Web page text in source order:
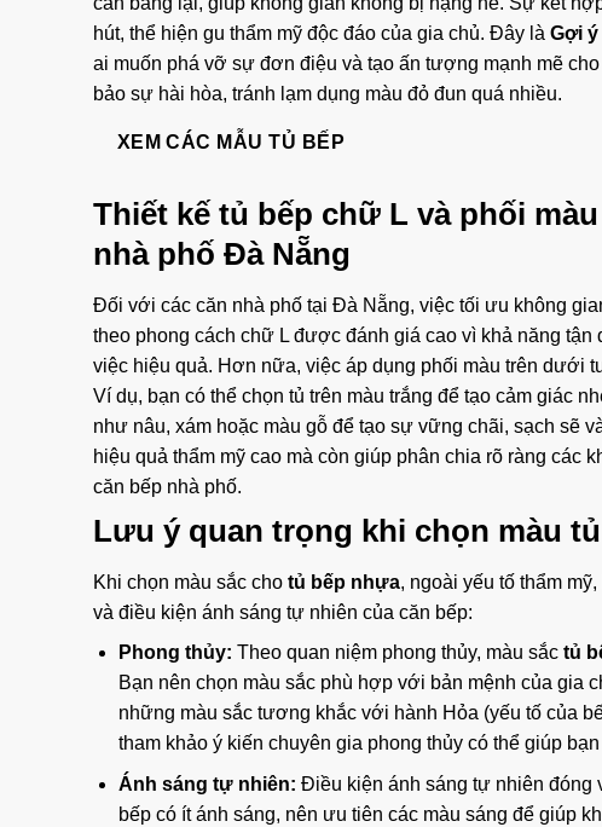
hút, thể hiện gu thẩm mỹ độc đáo của gia chủ. Đây là Gợi
ai muốn phá vỡ sự đơn điệu và tạo ấn tượng mạnh mẽ
bảo sự hài hòa, tránh lạm dụng màu đỏ đun quá nhiều.
XEM CÁC MẪU TỦ BẾP
Thiết kế tủ bếp chữ L và phối
nhà phố Đà Nẵng
Đối với các căn nhà phố tại Đà Nẵng, việc tối ưu không
theo phong cách chữ L được đánh giá cao vì khả năng
việc hiệu quả. Hơn nữa, việc áp dụng phối màu trên dưới
Ví dụ, bạn có thể chọn tủ trên màu trắng để tạo cảm giác
như nâu, xám hoặc màu gỗ để tạo sự vững chãi, sạch sẽ
hiệu quả thẩm mỹ cao mà còn giúp phân chia rõ ràng các
căn bếp nhà phố.
Lưu ý quan trọng khi chọn màu
Khi chọn màu sắc cho tủ bếp nhựa, ngoài yếu tố thẩm
và điều kiện ánh sáng tự nhiên của căn bếp:
Phong thủy: Theo quan niệm phong thủy, màu sắc tủ
Bạn nên chọn màu sắc phù hợp với bản mệnh của
những màu sắc tương khắc với hành Hỏa (yếu tố của
tham khảo ý kiến chuyên gia phong thủy có thể giúp
Ánh sáng tự nhiên: Điều kiện ánh sáng tự nhiên đóng
bếp có ít ánh sáng, nên ưu tiên các màu sáng để giúp